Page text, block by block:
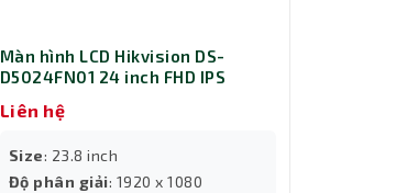
Màn hình LCD Hikvision DS-
D5024FN01 24 inch FHD IPS
Liên hệ
Size: 23.8 inch
Độ phân giải: 1920 x 1080